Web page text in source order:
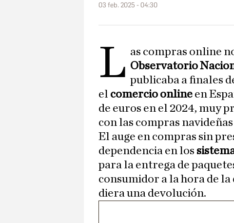
03 feb. 2025 - 04:30
L as compras online
Observatorio
publicaba a finales
el comercio online en
de euros en el 2024, muy
con las compras
El auge en compras sin
dependencia en los
para la entrega de
consumidor a la hora de la
diera una devolución.